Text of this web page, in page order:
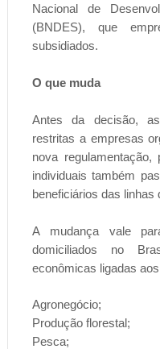
Nacional de
(BNDES), que
subsidiados.
O que muda
Antes da decisão,
restritas a empresas
nova
individuais também
beneficiários das linhas
A mudança vale
domiciliados no
econômicas ligadas
Agronegócio;
Produção florestal;
Pesca;